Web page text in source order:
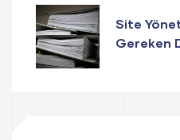
Site
Gereken